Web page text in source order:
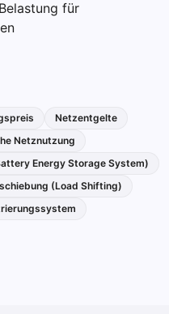
für
Netzentgelte
Netznutzung
Energy Storage System)
(Load Shifting)